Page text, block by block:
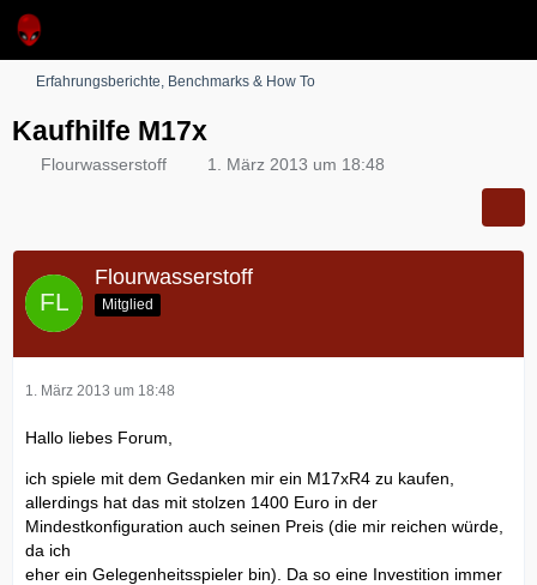
Erfahrungsberichte, Benchmarks & How To
Kaufhilfe M17x
Flourwasserstoff 1. März 2013 um 18:48
Flourwasserstoff
Mitglied
1. März 2013 um 18:48
Hallo liebes Forum,
ich spiele mit dem Gedanken mir ein M17xR4 zu kaufen,
allerdings hat das mit stolzen 1400 Euro in der
Mindestkonfiguration auch seinen Preis (die mir reichen würde,
da ich
eher ein Gelegenheitsspieler bin). Da so eine Investition immer